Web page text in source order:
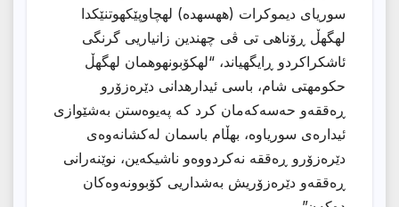
سوریای دیموكرات (ههسهده) لهچاوپێكهوتنێكدا
لهگهڵ ڕۆناهی تی ڤی چهندین زانیاریی گرنگی
ئاشكراكردو ڕایگهیاند، “لهكۆبونهوهمان لهگهڵ
حكومهتی شام، باسی ئیدارهدانی دێرەزۆرو
ڕەققەو حەسەکەمان كرد كه پەیوەستن بەشێوازی
ئیدارەی سوریاوە، بهڵام باسمان لەکشانەوەی
دێرەزۆرو ڕەققە نەکردووەو ناشیکەین، نوێنەرانی
ڕەققەو دێرەزۆریش بەشداریی کۆبوونەوەکان